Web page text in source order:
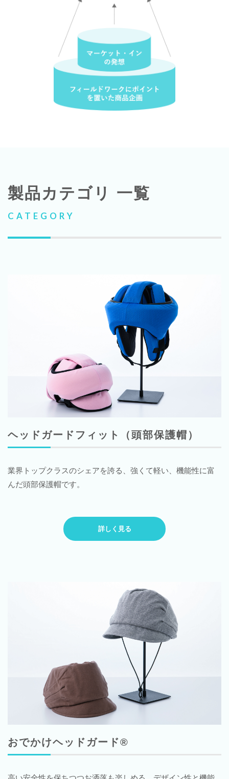
製品カテゴリ 一覧
CATEGORY
ヘッドガードフィット（頭部保護帽）
業界トップクラスのシェアを誇る、強くて軽い、機能性に富
んだ頭部保護帽です。
詳しく見る
おでかけヘッドガード®